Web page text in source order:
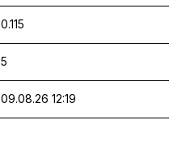
0.115
5
09.08.26 12:19